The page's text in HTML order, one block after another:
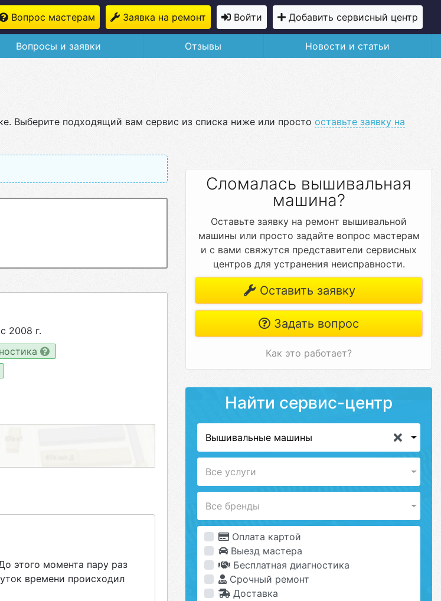
Вопрос мастерам Заявка на ремонт Войти Добавить сервисный центр
Вопросы и заявки Отзывы Новости и статьи
Выберите подходящий вам сервис из списка ниже или просто оставьте заявку на
2008 г.
этого момента пару раз
времени происходил
Сломалась вышивальная
машина?
Оставьте заявку на ремонт вышивальной
машины или просто задайте вопрос мастерам
и с вами свяжутся представители сервисных
центров для устранения неисправности.
Оставить заявку
Задать вопрос
Как это работает?
Найти сервис-центр
Вышивальные машины
Все услуги
Все бренды
Оплата картой
Выезд мастера
Бесплатная диагностика
Срочный ремонт
Доставка